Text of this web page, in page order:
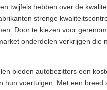
twijfels hebben over de
strenge
Door te kiezen voor
onderdelen verkrijgen die
bieden autobezitters een
hun voertuigen. Met een